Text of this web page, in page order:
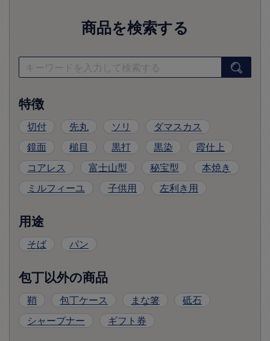
商品を検索する
特徴
切付 先丸 ソリ
ダマスカス
鏡面
槌目 黒打 黒染
霞仕上
コアレス
富士山型 秘宝型
本焼き
ミルフィーユ
子供用 左利き用
用途
そば パン
包丁以外の商品
鞘 包丁ケース まな箸
砥石
シャープナー
ギフト券